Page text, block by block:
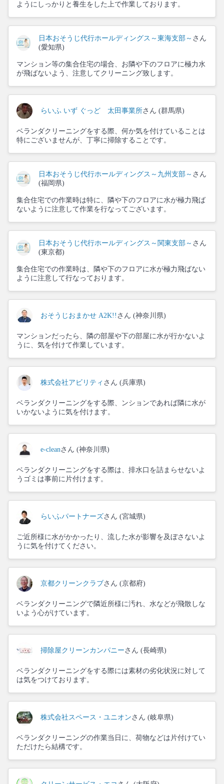
ようにしっかりと養生をした上で作業しております。
日本おそうじ代行ホールディングス～東海支部～ さん
(愛知県)
マンション等の集合住宅の場合、お隣や下のフロアに極力水
が飛ばないよう、注意してクリーニング致します。
らいふ いず ぐっど 太田事業所さん (群馬県)
ベランダクリーニングをする際、何か気を付けていることは
特にございませんが、丁寧に掃除することです。
日本おそうじ代行ホールディングス～九州支部～ さん
(福岡県)
集合住宅での作業時は特に、隣や下のフロアに水が極力飛ば
ないように注意して作業を行なってございます。
日本おそうじ代行ホールディングス～関東支部～ さん
(東京都)
集合住宅での作業時は、隣や下のフロアに水が極力飛ばない
ように注意して行なっております。
おそうじおまかせ A2K!! さん (神奈川県)
マンションだったら、隣の部屋や下の部屋に水が行かないよ
うに、気を付けて作業しています。
株式会社アビリティ さん (兵庫県)
ベランダクリーニングをする際、ンションであれば隣に水が
いかないように気を付けます。
e-cleanさん (神奈川県)
ベランダクリーニングをする際は、排水口を詰まらせないよ
うゴミは事前に片付けます。
らいふパートナーズさん (宮城県)
ご近所様に水がかかったり、流した水が影響を及ぼさないよ
うに気を付けてください。
京都クリーンクラブ さん (京都府)
ベランダクリーニングで隣近所様に汚れ、水などが飛散しな
いよう心がけています。
掃除屋クリーンカンパニー さん (長崎県)
ベランダクリーニングをする際には素材の劣化状況に対して
は気をつけております。
株式会社スペース・ユニオン さん (岐阜県)
ベランダクリーニングの作業当日に、荷物などは片付けてい
ただけたら結構です。